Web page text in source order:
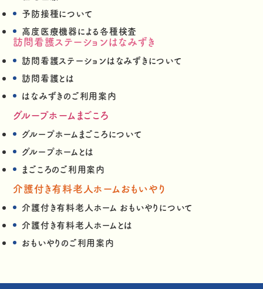
予防接種について
高度医療機器による各種検査
訪問看護ステーションはなみずき
訪問看護ステーションはなみずきについて
訪問看護とは
はなみずきのご利用案内
グループホームまごころ
グループホームまごころについて
グループホームとは
まごころのご利用案内
介護付き有料老人ホームおもいやり
介護付き有料老人ホーム おもいやりについて
介護付き有料老人ホームとは
おもいやりのご利用案内